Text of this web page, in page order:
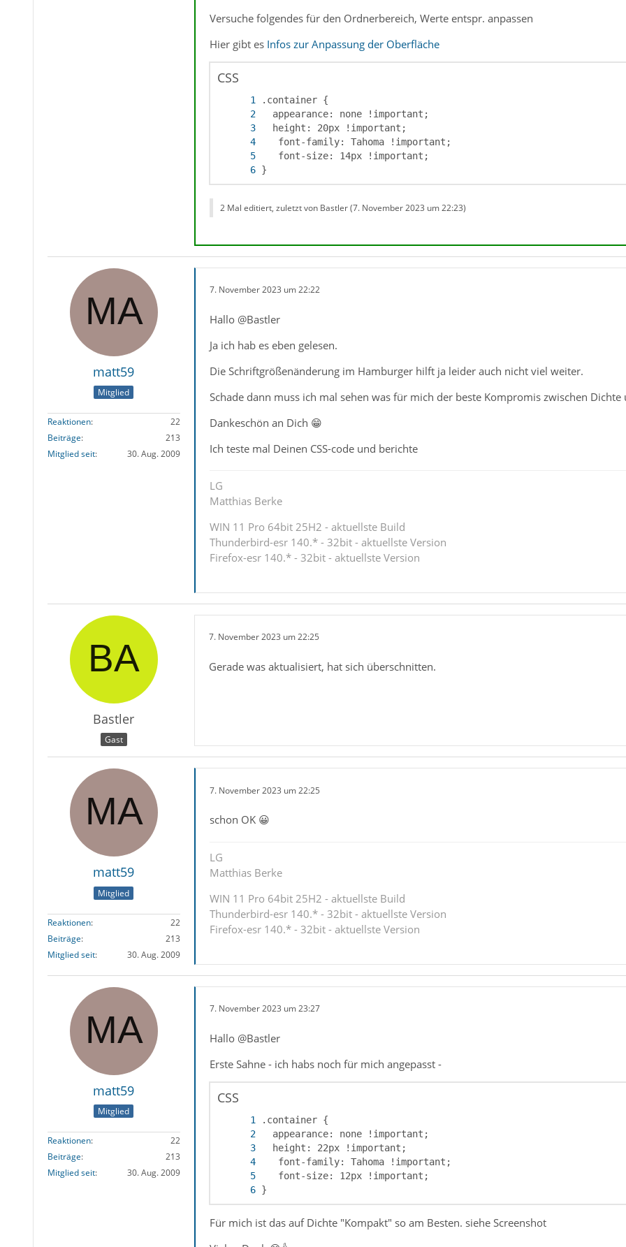
Versuche folgendes für den Ordnerbereich, Werte entspr. anpassen
Hier gibt es Infos zur Anpassung der Oberfläche
CSS
}
2 Mal editiert, zuletzt von Bastler (7. November 2023 um 22:23)
matt59
Mitglied
Reaktionen
22
Beiträge
213
Mitglied seit
30. Aug. 2009
7. November 2023 um 22:22
Hallo @Bastler
Ja ich hab es eben gelesen.
Die Schriftgrößenänderung im Hamburger hilft ja leider auch nicht viel weiter.
Schade dann muss ich mal sehen was für mich der beste Kompromis zwischen
Dankeschön an Dich 😁
Ich teste mal Deinen CSS-code und berichte
LG
Matthias Berke
WIN 11 Pro 64bit 25H2 - aktuellste Build
Thunderbird-esr 140.* - 32bit - aktuellste Version
Firefox-esr 140.* - 32bit - aktuellste Version
Bastler
Gast
7. November 2023 um 22:25
Gerade was aktualisiert, hat sich überschnitten.
matt59
Mitglied
Reaktionen
22
Beiträge
213
Mitglied seit
30. Aug. 2009
7. November 2023 um 22:25
schon OK 😀
LG
Matthias Berke
WIN 11 Pro 64bit 25H2 - aktuellste Build
Thunderbird-esr 140.* - 32bit - aktuellste Version
Firefox-esr 140.* - 32bit - aktuellste Version
matt59
Mitglied
Reaktionen
22
Beiträge
213
Mitglied seit
30. Aug. 2009
7. November 2023 um 23:27
Hallo @Bastler
Erste Sahne - ich habs noch für mich angepasst -
CSS
}
Für mich ist das auf Dichte "Kompakt" so am Besten. siehe Screenshot